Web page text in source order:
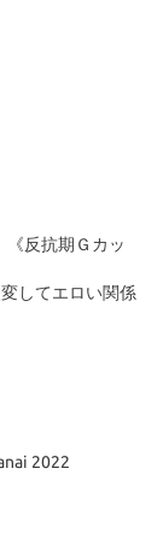
反抗期Ｇカッ
してエロい関係
2022